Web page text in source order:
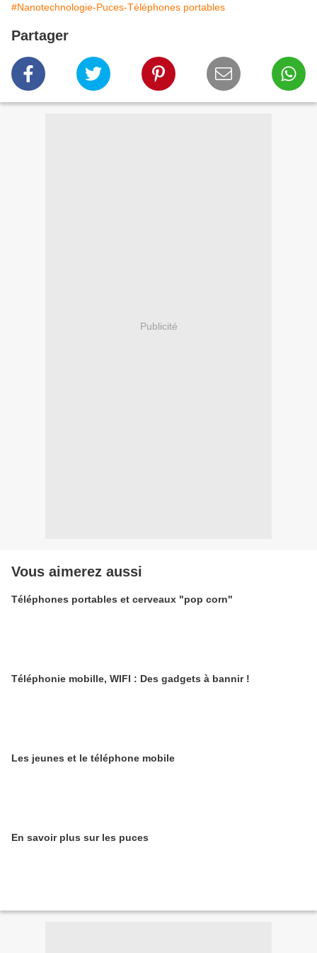
#Nanotechnologie-Puces-Téléphones portables
Partager
Publicité
Vous aimerez aussi
Téléphones portables et cerveaux "pop corn"
Téléphonie mobille, WIFI : Des gadgets à bannir !
Les jeunes et le téléphone mobile
En savoir plus sur les puces